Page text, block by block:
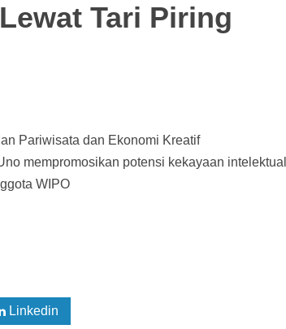
Tari Piring
Pariwisata dan Ekonomi Kreatif
mempromosikan potensi kekayaan intelektual
WIPO
Linkedin